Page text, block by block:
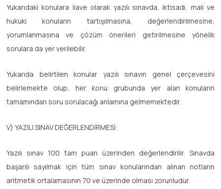
Yukarıdaki konulara ilave olarak yazılı sınavda, iktisadi, mali ve
hukuki konuların tartışılmasına, değerlendirilmesine,
yorumlanmasına ve çözüm önerileri getirilmesine yönelik
sorulara da yer verilebilir.
Yukarıda belirtilen konular yazılı sınavın genel çerçevesini
belirlemekte olup, her konu grubunda yer alan konuların
tamamından soru sorulacağı anlamına gelmemektedir.
V) YAZILI SINAV DEĞERLENDİRMESİ:
Yazılı sınav 100 tam puan üzerinden değerlendirilir. Sınavda
başarılı sayılmak için tüm sınav konularından alınan notların
aritmetik ortalamasının 70 ve üzerinde olması zorunludur.